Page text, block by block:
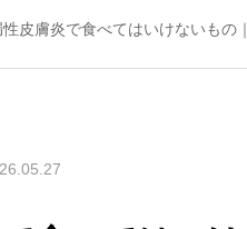
性皮膚炎で食べてはいけないもの